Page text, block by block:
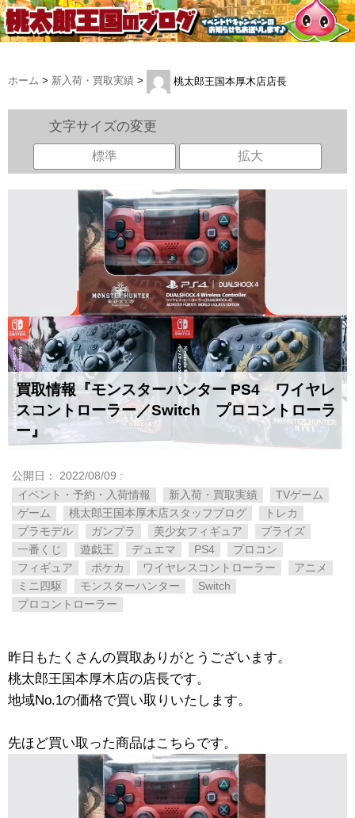
ホーム > 新入荷・買取実績 > 桃太郎王国本厚木店店長
文字サイズの変更
標準 拡大
買取情報『モンスターハンター PS4 ワイヤレ
スコントローラー／Switch プロコントローラ
ー』
公開日： 2022/08/09 :
イベント・予約・入荷情報
新入荷・買取実績
TVゲーム
ゲーム
桃太郎王国本厚木店スタッフブログ
トレカ
プラモデル
ガンプラ 美少女フィギュア
プライズ
一番くじ
遊戯王 デュエマ PS4
プロコン
フィギュア
ポケカ ワイヤレスコントローラー
アニメ
ミニ四駆
モンスターハンター
Switch
プロコントローラー
昨日もたくさんの買取ありがとうございます。
桃太郎王国本厚木店の店長です。
地域No.1の価格で買い取りいたします。
先ほど買い取った商品はこちらです。